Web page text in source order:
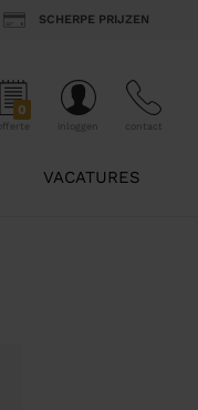
SCHERPE PRIJZEN
0
offerte inloggen contact
VACATURES